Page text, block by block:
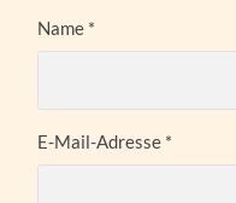
Name *
E-Mail-Adresse *